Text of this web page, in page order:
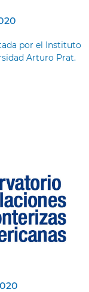
por el Instituto
Arturo Prat.